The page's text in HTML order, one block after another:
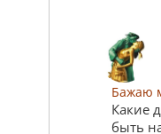
Бажаю
Какие
быть